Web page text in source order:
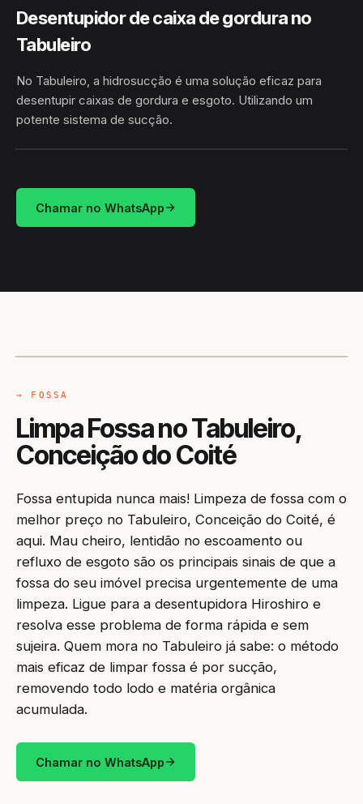
Desentupidor de caixa de gordura no
Tabuleiro
No Tabuleiro, a hidrosucção é uma solução eficaz para
desentupir caixas de gordura e esgoto. Utilizando um
potente sistema de sucção.
HIDROSUCÇÃO TABULEIRO · CONCEIÇÃO DO COITÉ/BA
Chamar no WhatsApp
→ FOSSA
Limpa Fossa no Tabuleiro,
Conceição do Coité
Fossa entupida nunca mais! Limpeza de fossa com o
melhor preço no Tabuleiro, Conceição do Coité, é
aqui. Mau cheiro, lentidão no escoamento ou
refluxo de esgoto são os principais sinais de que a
fossa do seu imóvel precisa urgentemente de uma
limpeza. Ligue para a desentupidora Hiroshiro e
resolva esse problema de forma rápida e sem
sujeira. Quem mora no Tabuleiro já sabe: o método
mais eficaz de limpar fossa é por sucção,
removendo todo lodo e matéria orgânica
acumulada.
Chamar no WhatsApp